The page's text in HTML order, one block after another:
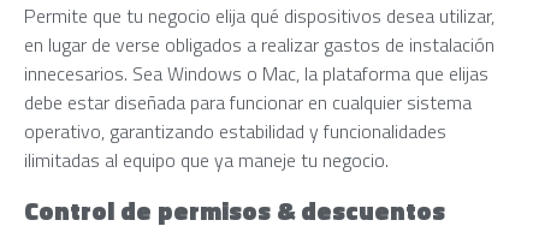
Permite que tu negocio elija qué dispositivos desea utilizar,
en lugar de verse obligados a realizar gastos de instalación
innecesarios. Sea Windows o Mac, la plataforma que elijas
debe estar diseñada para funcionar en cualquier sistema
operativo, garantizando estabilidad y funcionalidades
ilimitadas al equipo que ya maneje tu negocio.
Control de permisos & descuentos